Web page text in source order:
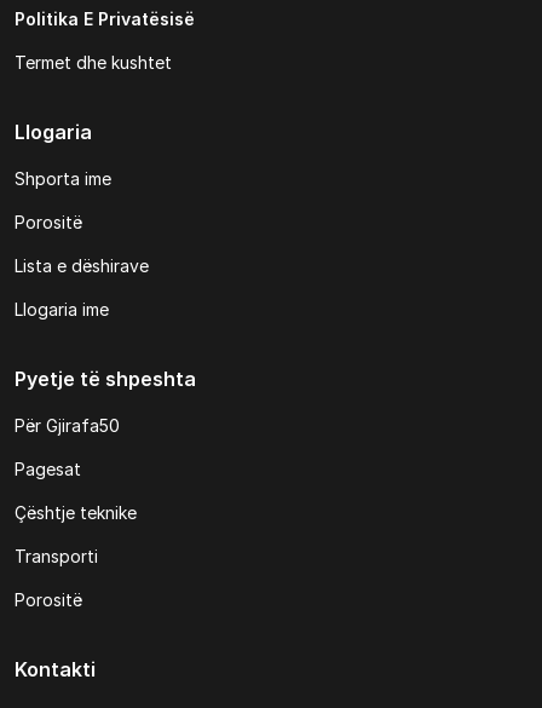
Politika E Privatësisë
Termet dhe kushtet
Llogaria
Shporta ime
Porositë
Lista e dëshirave
Llogaria ime
Pyetje të shpeshta
Për Gjirafa50
Pagesat
Çështje teknike
Transporti
Porositë
Kontakti